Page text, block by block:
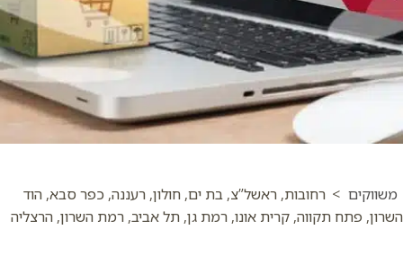
משווקים > רחובות, ראשל”צ, בת ים, חולון, רעננה, כפר סבא, הוד
השרון, פתח תקווה, קרית אונו, רמת גן, תל אביב, רמת השרון, הרצליה